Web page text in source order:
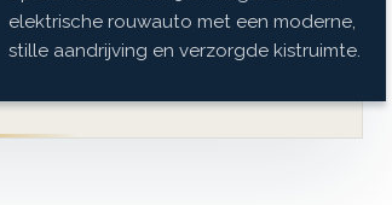
elektrische rouwauto met een moderne,
stille aandrijving en verzorgde kistruimte.